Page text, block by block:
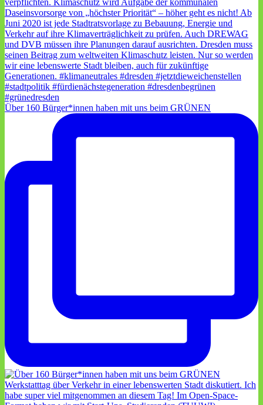
Über 160 Bürger*innen haben mit uns beim GRÜNEN